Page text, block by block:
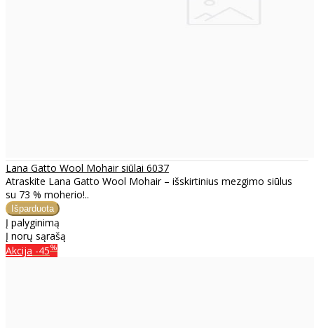
Lana Gatto Wool Mohair siūlai 6037
Atraskite Lana Gatto Wool Mohair – išskirtinius mezgimo siūlus
su 73 % moherio!..
Į palyginimą
Į norų sąrašą
Akcija -45%